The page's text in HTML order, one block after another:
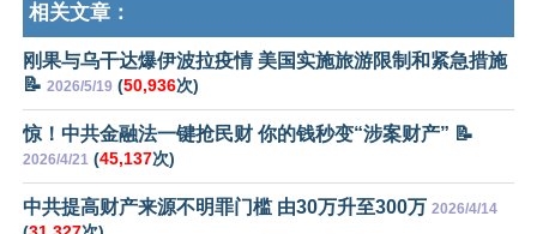
相关文章：
刚果与乌干达爆伊波拉疫情 美国实施旅游限制和紧急措施
📝 2026/5/19 (50,936次)
惊！中共金融法一键抢民财 你的钱秒变“涉案财产” 📝
2026/4/21 (45,137次)
中共提高财产来源不明罪门槛 由30万升至300万 2026/4/14